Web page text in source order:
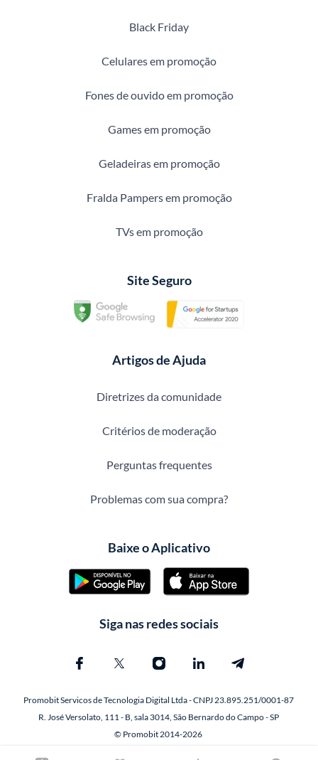
Black Friday
Celulares em promoção
Fones de ouvido em promoção
Games em promoção
Geladeiras em promoção
Fralda Pampers em promoção
TVs em promoção
Site Seguro
Artigos de Ajuda
Diretrizes da comunidade
Critérios de moderação
Perguntas frequentes
Problemas com sua compra?
Baixe o Aplicativo
Siga nas redes sociais
Promobit Servicos de Tecnologia Digital Ltda - CNPJ 23.895.251/0001-87
R. José Versolato, 111 - B, sala 3014, São Bernardo do Campo - SP
© Promobit 2014-2026